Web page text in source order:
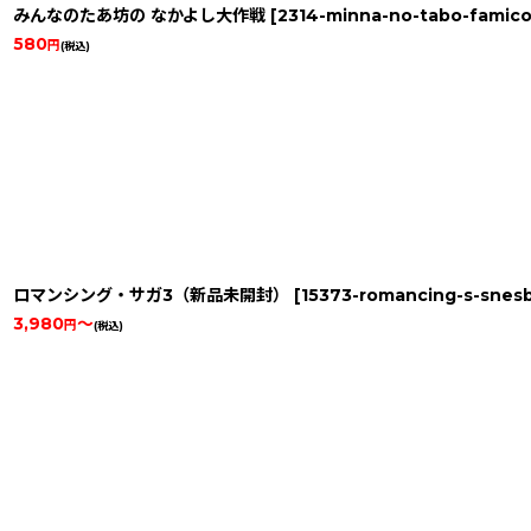
みんなのたあ坊の なかよし大作戦 [2314-minna-no-tabo-
580円(税込)
ロマンシング・サガ3（新品未開封） [15373-romancing-s-
3,980円～(税込)